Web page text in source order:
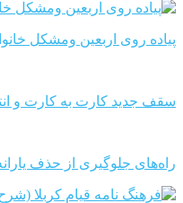
پیاده روی اربعین ومشکل
سقف جدید کارت به کارت و
راه‌های جلوگیری از حذف